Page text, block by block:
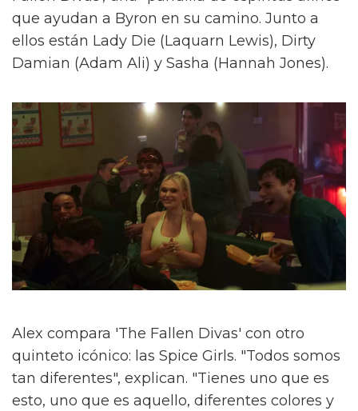
que ayudan a Byron en su camino. Junto a
ellos están Lady Die (Laquarn Lewis), Dirty
Damian (Adam Ali) y Sasha (Hannah Jones).
Alex compara 'The Fallen Divas' con otro
quinteto icónico: las Spice Girls. "Todos somos
tan diferentes", explican. "Tienes uno que es
esto, uno que es aquello, diferentes colores y